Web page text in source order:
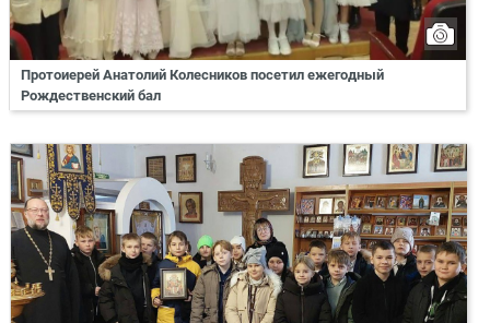
Протоиерей Анатолий Колесников посетил ежегодный
Рождественский бал